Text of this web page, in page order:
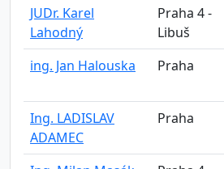
JUDr. Karel
Lahodný
Praha 4 -
Libuš
ing. Jan Halouska
Praha
Ing. LADISLAV
ADAMEC
Praha